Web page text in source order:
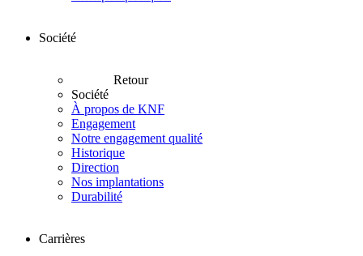
Société
Retour
Société
À propos de KNF
Engagement
Notre engagement qualité
Historique
Direction
Nos implantations
Durabilité
Carrières